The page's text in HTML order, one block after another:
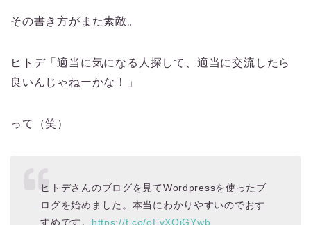
その書き方がまた素敵。
ヒトデ「適当に気になる人探して、適当に交流したら
良いんじゃねーかな！」
って（笑）
ヒトデさんのブログを見てWordpressを使ったブ
ログを始めました。本当にわかりやすいのでおす
すめです。 https://t.co/oEvXOiGYwb